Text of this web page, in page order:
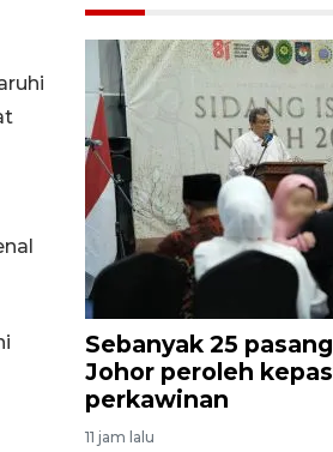
Sebanyak 25
Johor peroleh
perkawinan
11 jam lalu